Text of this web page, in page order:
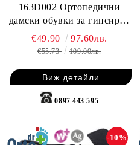
163D002 Ортопедични
дамски обувки за гипсиран
или свръх отекъл крак
€49.90 97.60лв.
€55.73 109.00лв.
Виж детайли
0897 443 595
-10%